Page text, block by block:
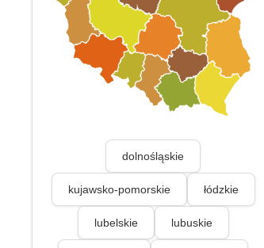
dolnośląskie
kujawsko-pomorskie łódzkie
lubelskie lubuskie